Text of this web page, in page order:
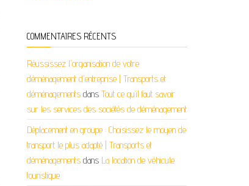
COMMENTAIRES RÉCENTS
Réussissez l'organisation de votre
déménagement d'entreprise | Transports et
déménagementsdans Tout ce qu’il faut savoir
sur les services des sociétés de déménagement
Déplacement en groupe : Choisissez le moyen de
transport le plus adapté | Transports et
déménagementsdans La location de véhicule
touristique